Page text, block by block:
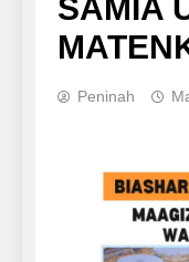
SAMIA
Peninah